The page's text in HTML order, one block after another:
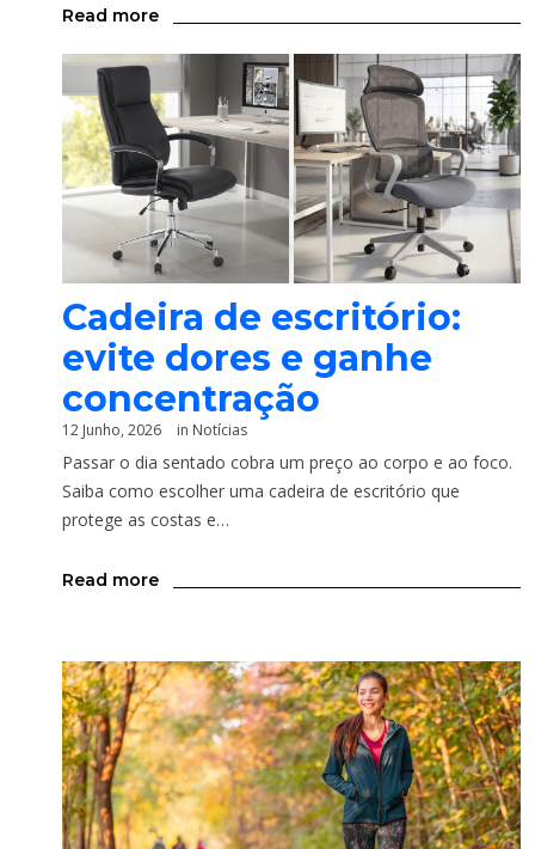
Read more
Cadeira de escritório:
evite dores e ganhe
concentração
12 Junho, 2026 in Notícias
Passar o dia sentado cobra um preço ao corpo e ao foco.
Saiba como escolher uma cadeira de escritório que
protege as costas e…
Read more